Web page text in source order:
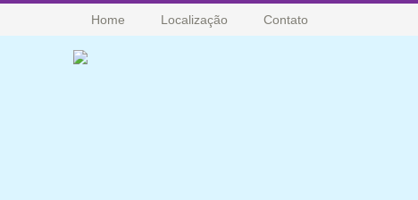
Home Localização Contato